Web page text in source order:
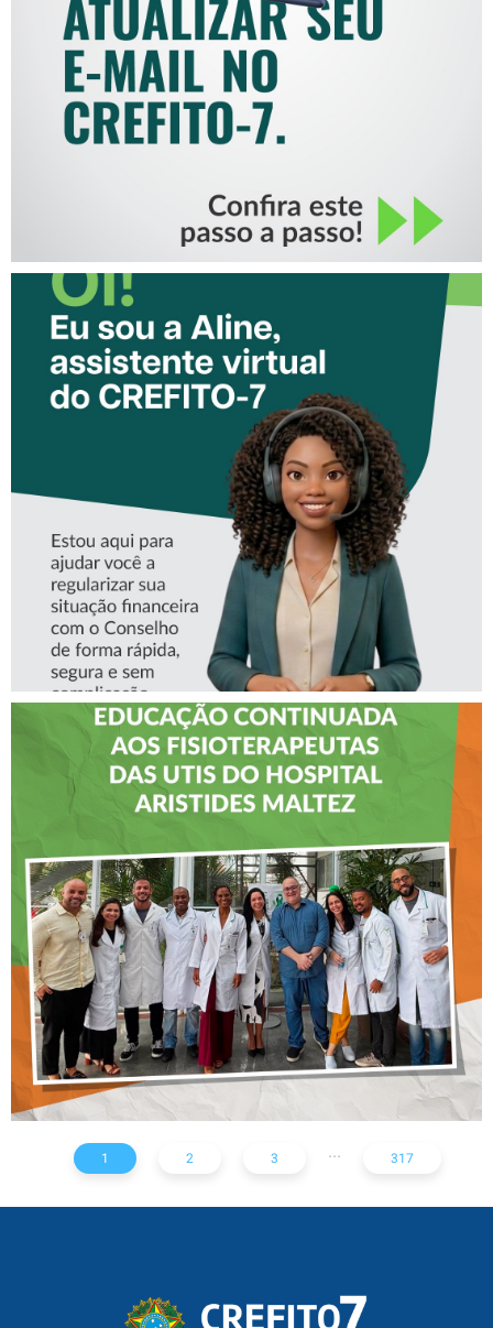
COMO ATUALIZAR SEU E-
MAIL NO CREFITO-7
CONHEÇA A ‘ALINE’,
ASSISTENTE VIRTUAL DO
CREFITO-7
CREFITO-7 LEVA EDUCAÇÃO
CONTINUADA AOS
FISIOTERAPEUTAS DAS UTIs
DO HOSPITAL ARISTIDES
MALTEZ
1 2 3 ... 317